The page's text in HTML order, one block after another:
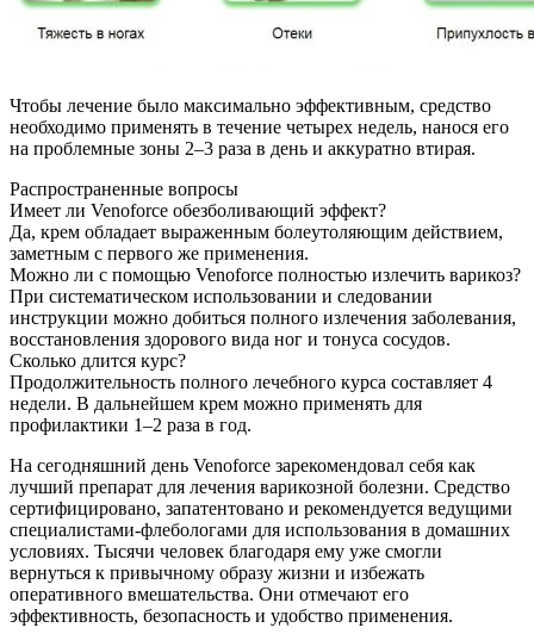
Чтобы лечение было максимально эффективным, средство
необходимо применять в течение четырех недель, нанося его
на проблемные зоны 2–3 раза в день и аккуратно втирая.
Распространенные вопросы
Имеет ли Venoforce обезболивающий эффект?
Да, крем обладает выраженным болеутоляющим действием,
заметным с первого же применения.
Можно ли с помощью Venoforce полностью излечить варикоз?
При систематическом использовании и следовании
инструкции можно добиться полного излечения заболевания,
восстановления здорового вида ног и тонуса сосудов.
Сколько длится курс?
Продолжительность полного лечебного курса составляет 4
недели. В дальнейшем крем можно применять для
профилактики 1–2 раза в год.
На сегодняшний день Venoforce зарекомендовал себя как
лучший препарат для лечения варикозной болезни. Средство
сертифицировано, запатентовано и рекомендуется ведущими
специалистами-флебологами для использования в домашних
условиях. Тысячи человек благодаря ему уже смогли
вернуться к привычному образу жизни и избежать
оперативного вмешательства. Они отмечают его
эффективность, безопасность и удобство применения.